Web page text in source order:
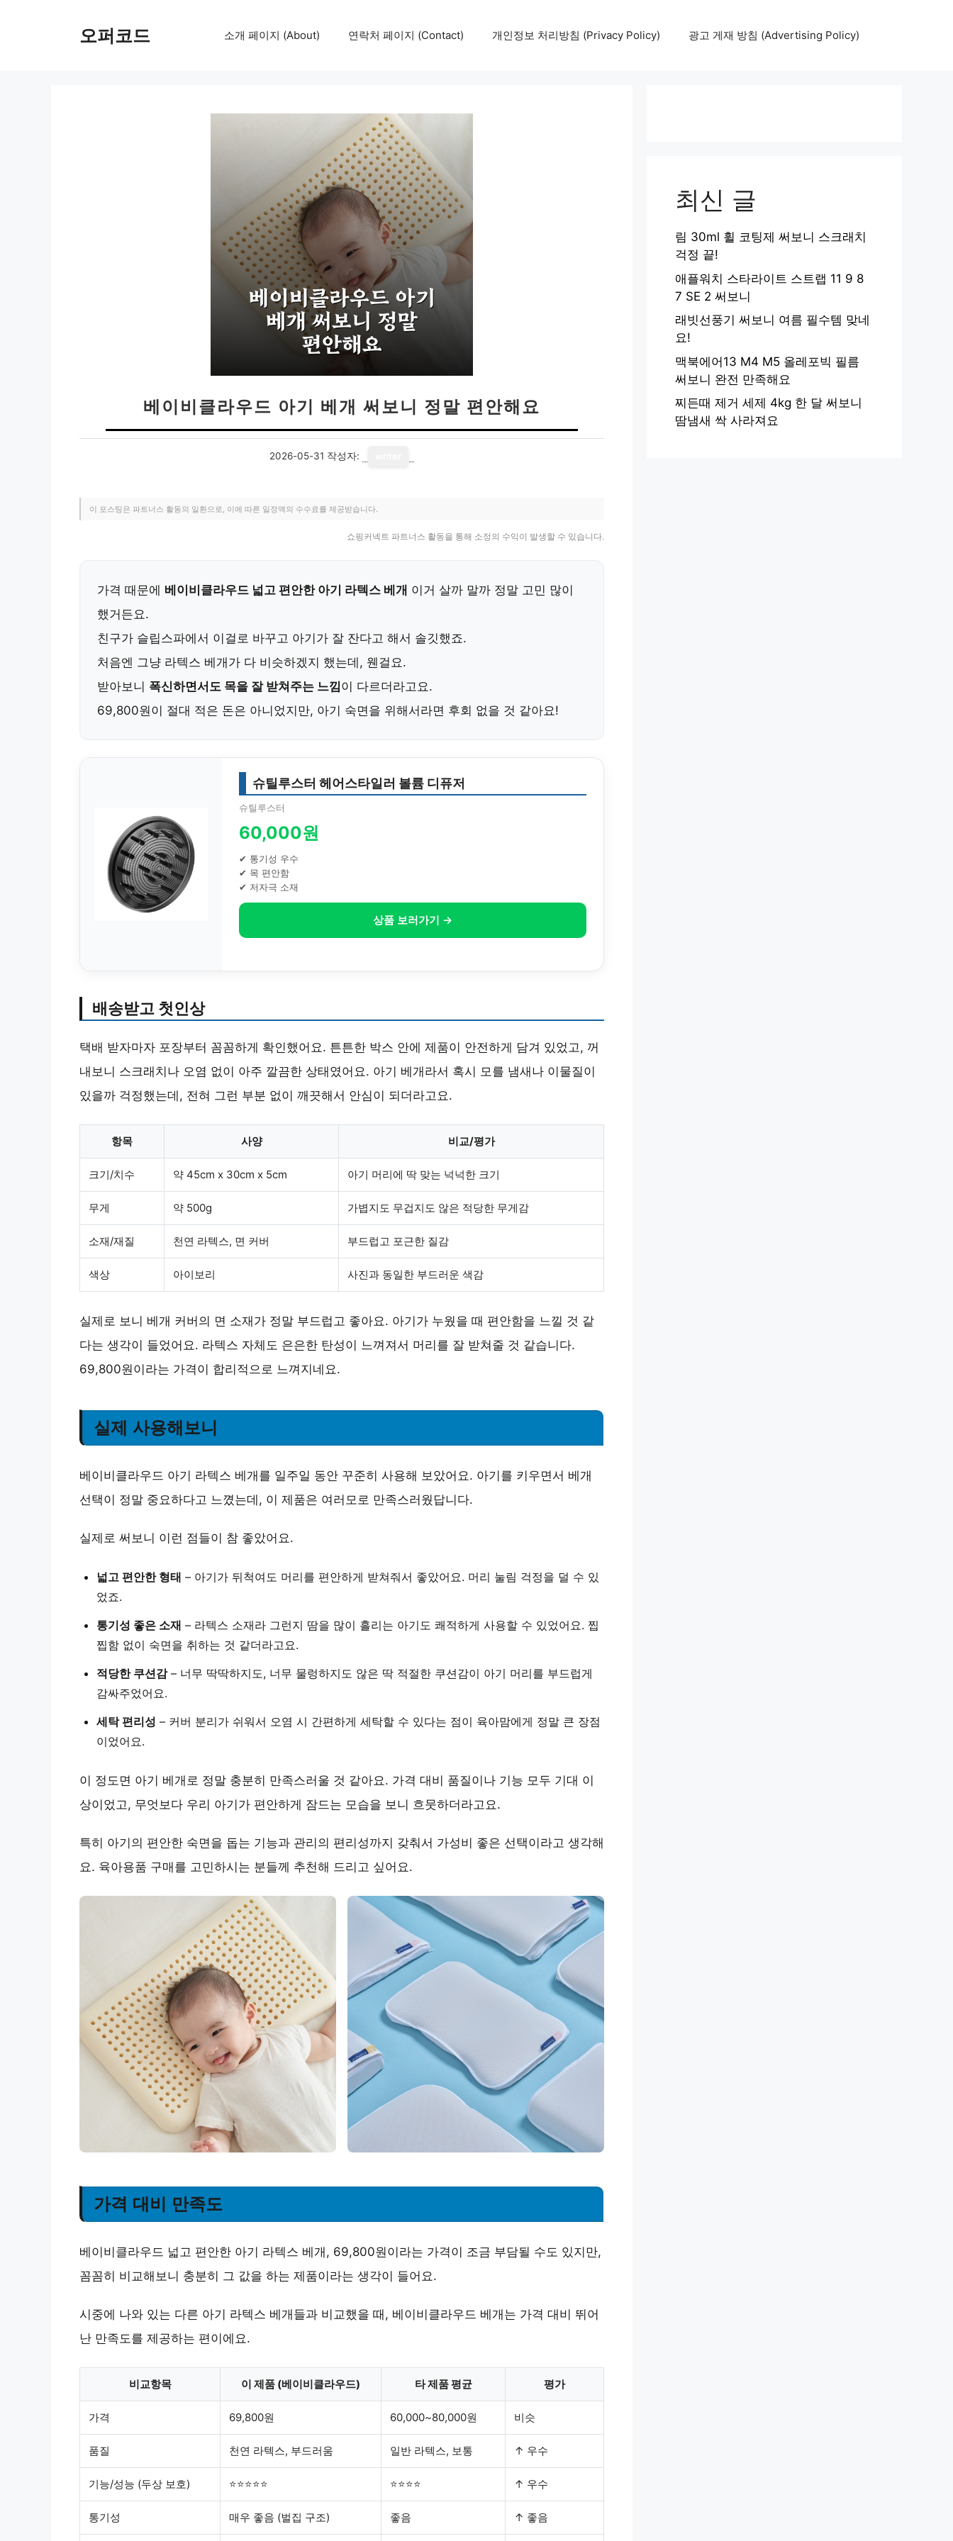
오퍼코드 소개 페이지 (About) 연락처 페이지 (Contact) 개인정보 처리방침 (Privacy Policy) 광고 게재 방침 (Advertising Policy)
베이비클라우드 아기 베개 써보니 정말 편안해요
2026-05-31 작성자:
이 포스팅은 파트너스 활동의 일환으로, 이에 따른 일정액의 수수료를 제공받습니다.
쇼핑커넥트 파트너스 활동을 통해 소정의 수익이 발생할 수 있습니다.
가격 때문에 베이비클라우드 넓고 편안한 아기 라텍스 베개 이거 살까 말까 정말 고민 많이
했거든요.
친구가 슬립스파에서 이걸로 바꾸고 아기가 잘 잔다고 해서 솔깃했죠.
처음엔 그냥 라텍스 베개가 다 비슷하겠지 했는데, 웬걸요.
받아보니 폭신하면서도 목을 잘 받쳐주는 느낌이 다르더라고요.
69,800원이 절대 적은 돈은 아니었지만, 아기 숙면을 위해서라면 후회 없을 것 같아요!
슈틸루스터 헤어스타일러 볼륨 디퓨저
슈틸루스터
60,000원
✔ 통기성 우수
✔ 목 편안함
✔ 저자극 소재
상품 보러가기 →
배송받고 첫인상
택배 받자마자 포장부터 꼼꼼하게 확인했어요. 튼튼한 박스 안에 제품이 안전하게 담겨 있었고, 꺼
내보니 스크래치나 오염 없이 아주 깔끔한 상태였어요. 아기 베개라서 혹시 모를 냄새나 이물질이
있을까 걱정했는데, 전혀 그런 부분 없이 깨끗해서 안심이 되더라고요.
항목 사양 비교/평가
크기/치수 약 45cm x 30cm x 5cm 아기 머리에 딱 맞는 넉넉한 크기
무게 약 500g 가볍지도 무겁지도 않은 적당한 무게감
소재/재질 천연 라텍스, 면 커버 부드럽고 포근한 질감
색상 아이보리 사진과 동일한 부드러운 색감
실제로 보니 베개 커버의 면 소재가 정말 부드럽고 좋아요. 아기가 누웠을 때 편안함을 느낄 것 같
다는 생각이 들었어요. 라텍스 자체도 은은한 탄성이 느껴져서 머리를 잘 받쳐줄 것 같습니다.
69,800원이라는 가격이 합리적으로 느껴지네요.
실제 사용해보니
베이비클라우드 아기 라텍스 베개를 일주일 동안 꾸준히 사용해 보았어요. 아기를 키우면서 베개
선택이 정말 중요하다고 느꼈는데, 이 제품은 여러모로 만족스러웠답니다.
실제로 써보니 이런 점들이 참 좋았어요.
넓고 편안한 형태 – 아기가 뒤척여도 머리를 편안하게 받쳐줘서 좋았어요. 머리 눌림 걱정을 덜 수 있
었죠.
통기성 좋은 소재 – 라텍스 소재라 그런지 땀을 많이 흘리는 아기도 쾌적하게 사용할 수 있었어요. 찝
찝함 없이 숙면을 취하는 것 같더라고요.
적당한 쿠션감– 너무 딱딱하지도, 너무 물렁하지도 않은 딱 적절한 쿠션감이 아기 머리를 부드럽게
감싸주었어요.
세탁 편리성 – 커버 분리가 쉬워서 오염 시 간편하게 세탁할 수 있다는 점이 육아맘에게 정말 큰 장점
이었어요.
이 정도면 아기 베개로 정말 충분히 만족스러울 것 같아요. 가격 대비 품질이나 기능 모두 기대 이
상이었고, 무엇보다 우리 아기가 편안하게 잠드는 모습을 보니 흐뭇하더라고요.
특히 아기의 편안한 숙면을 돕는 기능과 관리의 편리성까지 갖춰서 가성비 좋은 선택이라고 생각해
요. 육아용품 구매를 고민하시는 분들께 추천해 드리고 싶어요.
가격 대비 만족도
베이비클라우드 넓고 편안한 아기 라텍스 베개, 69,800원이라는 가격이 조금 부담될 수도 있지만,
꼼꼼히 비교해보니 충분히 그 값을 하는 제품이라는 생각이 들어요.
시중에 나와 있는 다른 아기 라텍스 베개들과 비교했을 때, 베이비클라우드 베개는 가격 대비 뛰어
난 만족도를 제공하는 편이에요.
비교항목 이 제품 (베이비클라우드) 타 제품 평균 평가
가격 69,800원 60,000~80,000원 비슷
품질 천연 라텍스, 부드러움 일반 라텍스, 보통 ↑ 우수
기능/성능 (두상 보호) ⭐⭐⭐⭐⭐ ⭐⭐⭐⭐ ↑ 우수
통기성 매우 좋음 (벌집 구조) 좋음 ↑ 좋음
최신 글
림 30ml 휠 코팅제 써보니 스크래치
걱정 끝!
애플워치 스타라이트 스트랩 11 9 8
7 SE 2 써보니
래빗선풍기 써보니 여름 필수템 맞네
요!
맥북에어13 M4 M5 올레포빅 필름
써보니 완전 만족해요
찌든때 제거 세제 4kg 한 달 써보니
땀냄새 싹 사라져요